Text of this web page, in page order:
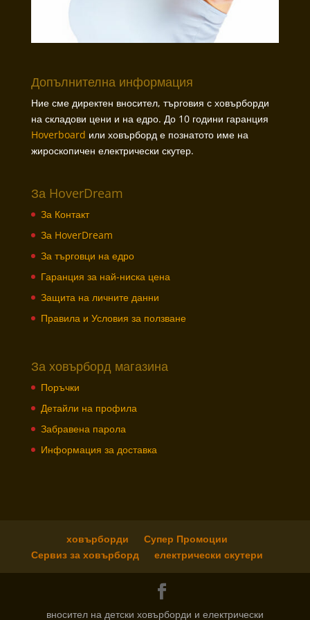
Допълнителна информация
Ние сме директен вносител, търговия с ховърборди
на складови цени и на едро. До 10 години гаранция
Hoverboard или ховърборд е познатото име на
жироскопичен електрически скутер.
За HoverDream
За Контакт
За HoverDream
За търговци на едро
Гаранция за най-ниска цена
Защита на личните данни
Правила и Условия за ползване
За ховърборд магазина
Поръчки
Детайли на профила
Забравена парола
Информация за доставка
ховърборди
Супер Промоции
Сервиз за ховърборд
електрически скутери
вносител на детски ховърборди и електрически